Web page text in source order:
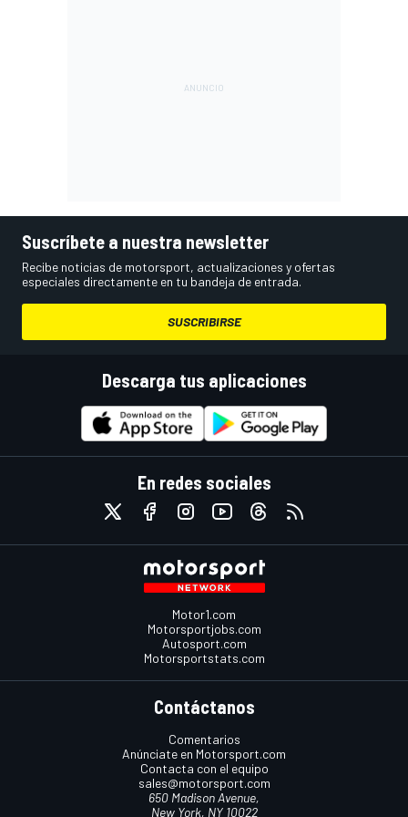
Suscríbete a nuestra newsletter
Recibe noticias de motorsport, actualizaciones y ofertas
especiales directamente en tu bandeja de entrada.
SUSCRIBIRSE
Descarga tus aplicaciones
En redes sociales
Motor1.com
Motorsportjobs.com
Autosport.com
Motorsportstats.com
Contáctanos
Comentarios
Anúnciate en Motorsport.com
Contacta con el equipo
sales@motorsport.com
650 Madison Avenue,
New York, NY 10022